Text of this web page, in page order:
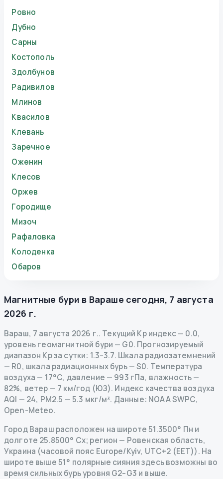
Ровно
Дубно
Сарны
Костополь
Здолбунов
Радивилов
Млинов
Квасилов
Клевань
Заречное
Оженин
Клесов
Оржев
Городище
Мизоч
Рафаловка
Колоденка
Обаров
Магнитные бури в Вараше сегодня, 7 августа
2026 г.
Вараш, 7 августа 2026 г.. Текущий Kp индекс— 0.0,
уровень геомагнитной бури — G0. Прогнозируемый
диапазон Kp за сутки: 1.3–3.7. Шкала радиозатемнений
— R0, шкала радиационных бурь— S0. Температура
воздуха — 17°C, давление — 993 гПа, влажность —
82%, ветер — 7 км/год (ЮЗ). Индекс качества воздуха
AQI — 24, PM2.5 — 5.3 мкг/м³. Данные: NOAA SWPC,
Open-Meteo.
Город Вараш расположен на широте 51.3500° Пн и
долготе 25.8500° Сх; регион — Ровенская область,
Украина (часовой пояс Europe/Kyiv, UTC+2 (EET)). На
широте выше 51° полярные сияния здесь возможны во
время сильных бурь уровня G2–G3 и выше.